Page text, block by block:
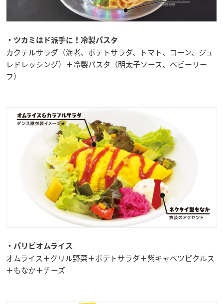
・ツカミはド派手に！冷製パスタ
カクテルサラダ（海老、ポテトサラダ、トマト、コーン、ジュ
レドレッシング）＋冷製パスタ（明太子ソース、ベビーリー
フ）
・パリピオムライス
オムライス＋グリル野菜＋ポテトサラダ＋紫キャベツピクルス
＋もなか＋チーズ